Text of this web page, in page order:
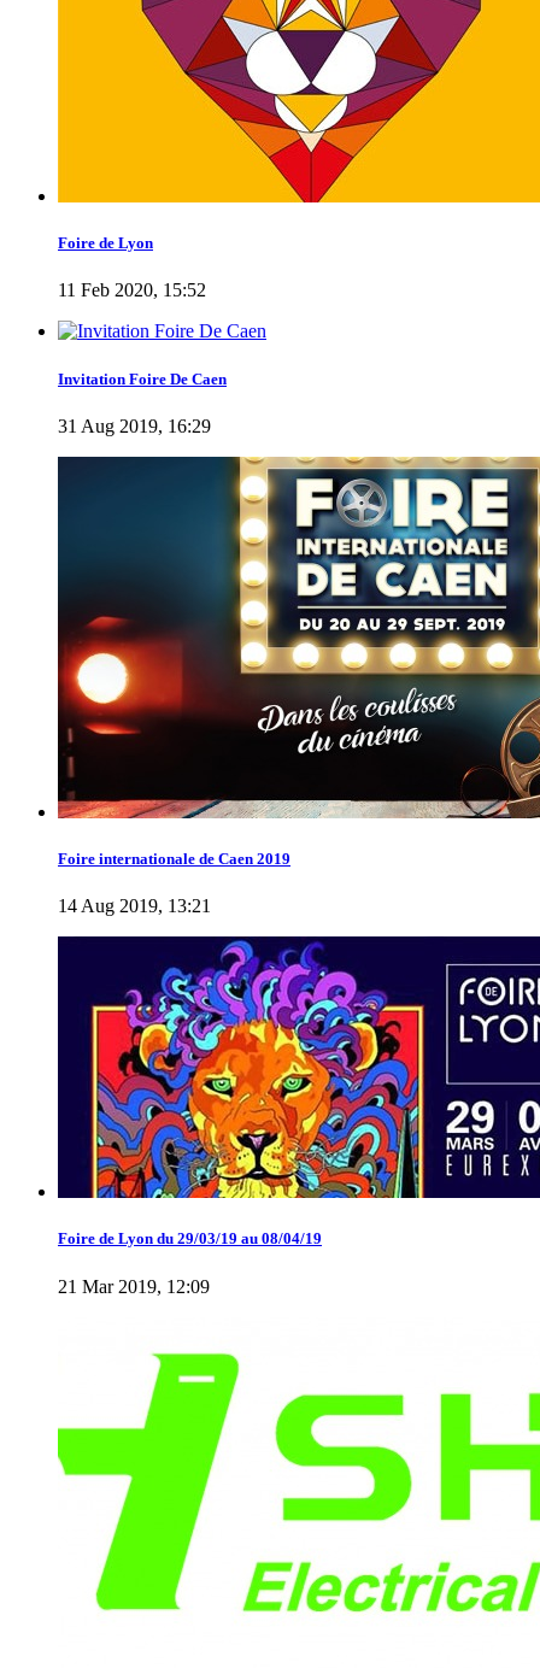
Foire de Lyon
11 Feb 2020, 15:52
Invitation Foire De Caen
31 Aug 2019, 16:29
Foire internationale de Caen 2019
14 Aug 2019, 13:21
Foire de Lyon du 29/03/19 au 08/04/19
21 Mar 2019, 12:09